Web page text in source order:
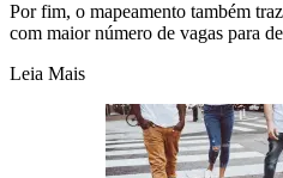
Por fim, o mapeamento também
com maior número de vagas para
Leia Mais